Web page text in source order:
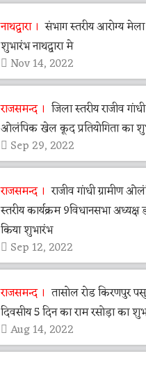
नाथद्वारा
संभाग स्तरीय आरोग्य
शुभारंभ नाथद्वारा मे
Nov 14, 2022
राजसमन्द
जिला स्तरीय राजीव
ओलंपिक खेल कूद प्रतियोगिता का
Sep 29, 2022
राजसमन्द
राजीव गांधी ग्रामीण
स्तरीय कार्यक्रम 9विधानसभा अध्यक्ष
किया शुभारंभ
Sep 12, 2022
राजसमन्द
तासोल रोड किरणपुर
दिवसीय 5 दिन का राम रसोड़ा का
Aug 14, 2022